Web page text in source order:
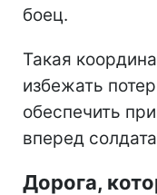
боец.
Такая
избежать
обеспечить
вперед
Дорога,